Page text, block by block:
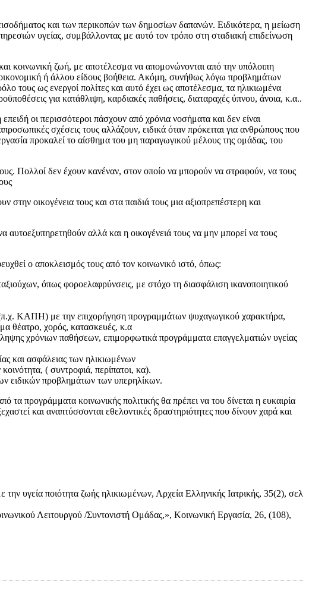
και των περικοπών των δημοσίων δαπανών. Ειδικότερα, η μείωση
υγείας, συμβάλλοντας με αυτό τον τρόπο στη σταδιακή επιδείνωση
κοινωνική ζωή, με αποτέλεσμα να απομονώνονται από την υπόλοιπη
οικονομική ή άλλου είδους βοήθεια. Ακόμη, συνήθως λόγω προβλημάτων
τους ως ενεργοί πολίτες και αυτό έχει ως αποτέλεσμα, τα ηλικιωμένα
για κατάθλιψη, καρδιακές παθήσεις, διαταραχές ύπνου, άνοια, κ.α..
οι περισσότεροι πάσχουν από χρόνια νοσήματα και δεν είναι
σχέσεις τους αλλάζουν, ειδικά όταν πρόκειται για ανθρώπους που
προκαλεί το αίσθημα του μη παραγωγικού μέλους της ομάδας, του
Πολλοί δεν έχουν κανέναν, στον οποίο να μπορούν να στραφούν, να τους
οικογένεια τους και στα παιδιά τους μια αξιοπρεπέστερη και
αυτοεξυπηρετηθούν αλλά και η οικογένειά τους να μην μπορεί να τους
ο αποκλεισμός τους από τον κοινωνικό ιστό, όπως:
όπως φοροελαφρύνσεις, με στόχο τη διασφάλιση ικανοποιητικού
ΚΑΠΗ) με την επιχορήγηση προγραμμάτων ψυχαγωγικού χαρακτήρα,
θέατρο, χορός, κατασκευές, κ.α
χρόνιων παθήσεων, επιμορφωτικά προγράμματα επαγγελματιών υγείας
και ασφάλειας των ηλικιωμένων
( συντροφιά, περίπατοι, κα).
ειδικών προβλημάτων των υπερηλίκων.
προγράμματα κοινωνικής πολιτικής θα πρέπει να του δίνεται η ευκαιρία
και αναπτύσσονται εθελοντικές δραστηριότητες που δίνουν χαρά και
ποιότητα ζωής ηλικιωμένων, Αρχεία Ελληνικής Ιατρικής, 35(2), σελ
Λειτουργού /Συντονιστή Ομάδας,», Κοινωνική Εργασία, 26, (108),